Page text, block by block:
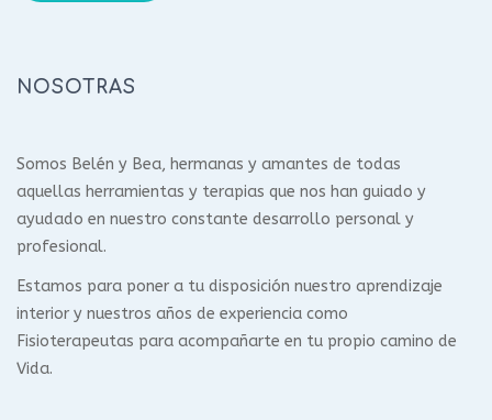
NOSOTRAS
Somos Belén y Bea, hermanas y amantes de todas
aquellas herramientas y terapias que nos han guiado y
ayudado en nuestro constante desarrollo personal y
profesional.
Estamos para poner a tu disposición nuestro aprendizaje
interior y nuestros años de experiencia como
Fisioterapeutas para acompañarte en tu propio camino de
Vida.